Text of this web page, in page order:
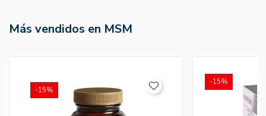
Más vendidos en MSM
-15%
-15%